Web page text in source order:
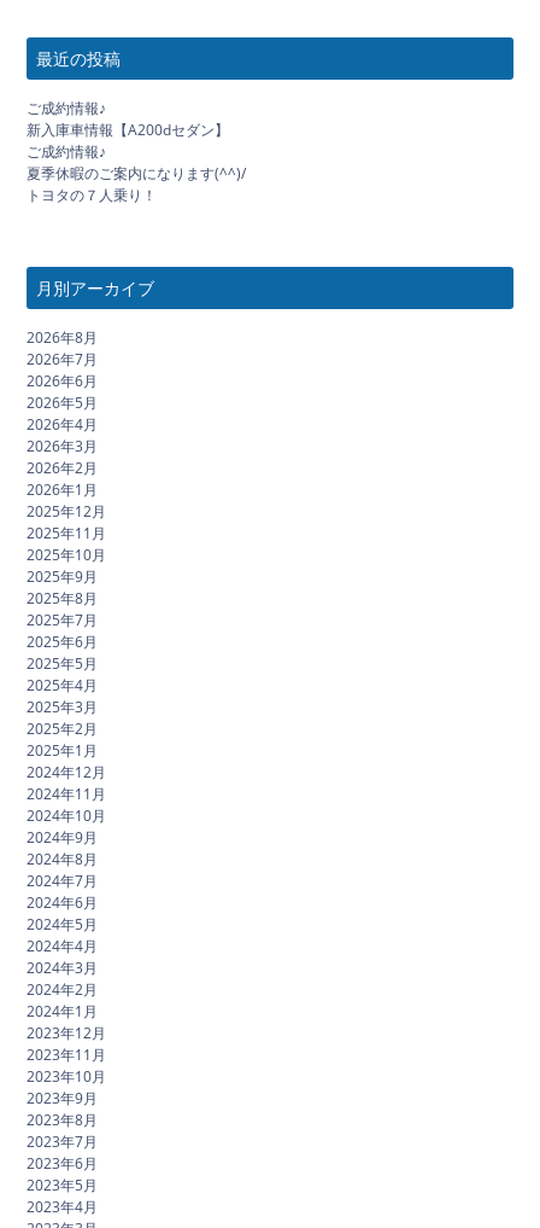
最近の投稿
ご成約情報♪
新入庫車情報【A200dセダン】
ご成約情報♪
夏季休暇のご案内になります(^^)/
トヨタの７人乗り！
月別アーカイブ
2026年8月
2026年7月
2026年6月
2026年5月
2026年4月
2026年3月
2026年2月
2026年1月
2025年12月
2025年11月
2025年10月
2025年9月
2025年8月
2025年7月
2025年6月
2025年5月
2025年4月
2025年3月
2025年2月
2025年1月
2024年12月
2024年11月
2024年10月
2024年9月
2024年8月
2024年7月
2024年6月
2024年5月
2024年4月
2024年3月
2024年2月
2024年1月
2023年12月
2023年11月
2023年10月
2023年9月
2023年8月
2023年7月
2023年6月
2023年5月
2023年4月